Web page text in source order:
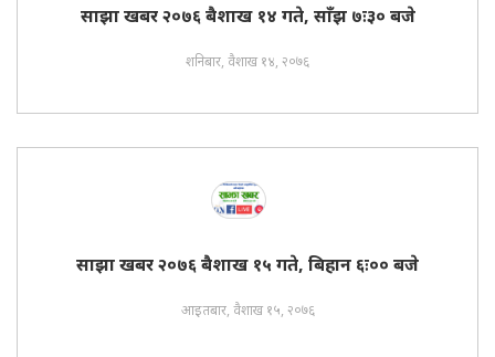
साझा खबर २०७६ बैशाख १४ गते, साँझ ७ः३० बजे
शनिबार, वैशाख १४, २०७६
साझा खबर २०७६ बैशाख १५ गते, बिहान ६ः०० बजे
आइतबार, वैशाख १५, २०७६